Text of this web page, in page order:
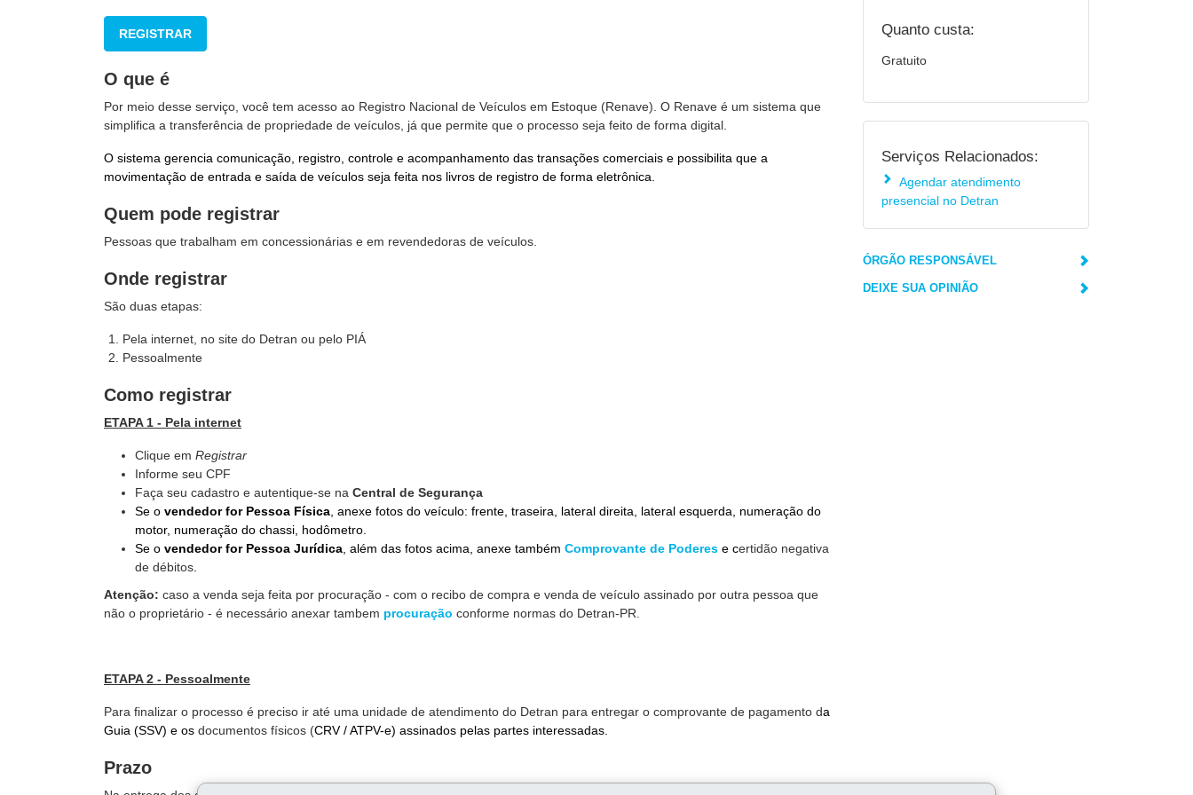
REGISTRAR
O que é
Por meio desse serviço, você tem acesso ao Registro Nacional de Veículos em Estoque (Renave). O Renave é um sistema que
simplifica a transferência de propriedade de veículos, já que permite que o processo seja feito de forma digital.
O sistema gerencia comunicação, registro, controle e acompanhamento das transações comerciais e possibilita que a
movimentação de entrada e saída de veículos seja feita nos livros de registro de forma eletrônica.
Quem pode registrar
Pessoas que trabalham em concessionárias e em revendedoras de veículos.
Onde registrar
São duas etapas:
Pela internet, no site do Detran ou pelo PIÁ
Pessoalmente
Como registrar
ETAPA 1 - Pela internet
Clique em Registrar
Informe seu CPF
Faça seu cadastro e autentique-se na Central de Segurança
Se o vendedor for Pessoa Física , anexe fotos do veículo: frente, traseira, lateral direita, lateral esquerda, numeração do
motor, numeração do chassi, hodômetro.
Se o vendedor for Pessoa Jurídica , além das fotos acima, anexe também Comprovante de Poderes e certidão negativa
de débitos
Atenção: caso a venda seja feita por procuração - com o recibo de compra e venda de veículo assinado por outra pessoa que
não o proprietário - é necessário anexar tambem procuração conforme normas do Detran-PR.
ETAPA 2 - Pessoalmente
Para finalizar o processo é preciso ir até uma unidade de atendimento do Detran para entregar o comprovante de pagamento da
Guia (SSV) e os documentos físicos (CRV / ATPV-e) assinados pelas partes interessadas.
Prazo
Quanto custa:
Gratuito
Serviços Relacionados:
Agendar atendimento
presencial no Detran
ÓRGÃO RESPONSÁVEL
DEIXE SUA OPINIÃO